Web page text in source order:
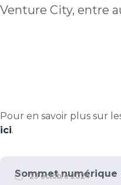
Venture City, entre
Pour en savoir plus sur
ici.
23 octobre 2024
Sommet numérique